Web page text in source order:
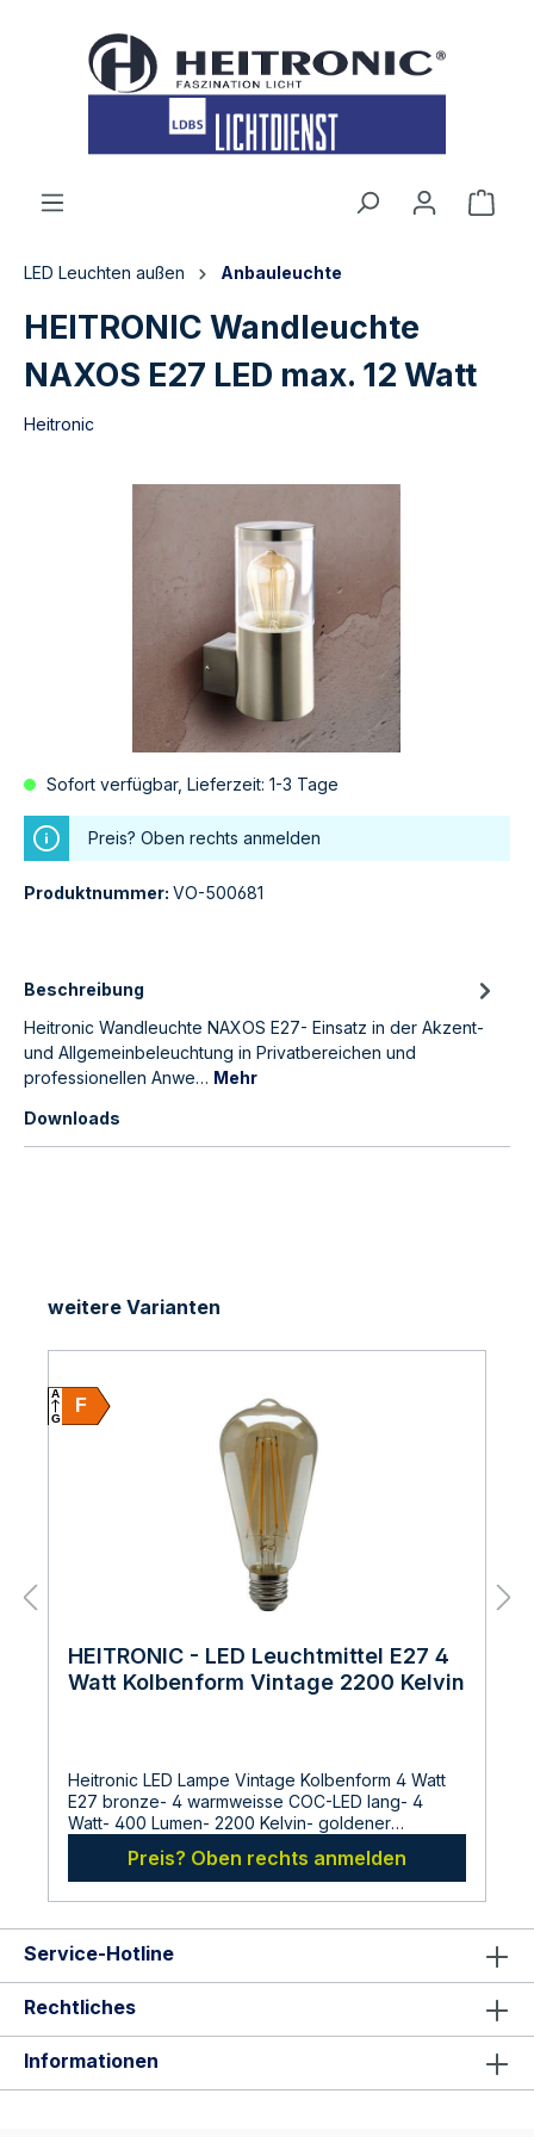
LED Leuchten außen Anbauleuchte
HEITRONIC Wandleuchte
NAXOS E27 LED max. 12 Watt
Heitronic
Sofort verfügbar, Lieferzeit: 1-3 Tage
Preis? Oben rechts anmelden
Produktnummer: VO-500681
Beschreibung
Heitronic Wandleuchte NAXOS E27- Einsatz in der Akzent-
und Allgemeinbeleuchtung in Privatbereichen und
professionellen Anwe… Mehr
Downloads
weitere Varianten
F
A
G
HEITRONIC - LED Leuchtmittel E27 4
Watt Kolbenform Vintage 2200 Kelvin
Heitronic LED Lampe Vintage Kolbenform 4 Watt
E27 bronze- 4 warmweisse COC-LED lang- 4
Watt- 400 Lumen- 2200 Kelvin- goldener
klassischen Gluehlampenlook- makellose Optik
ohne Kuehlkoerper- Abstrahlwinkel 320 Grad-
Lebensdauer 15.000 Std.- flackerfrei durch IC
Driver Technologie- geringe
WaermeentwicklungAbmessungen:Gesamtlaenge:
mmHersteller:LDBS Lichtdienst GmbHChemnitzerstr
814612
FalkenseeDeutschlandinfo@ldbs.deWarnhinweise
und Sicherheitsinformationen:Lesen sie vor der
Preis? Oben rechts anmelden
Service-Hotline
Rechtliches
Informationen